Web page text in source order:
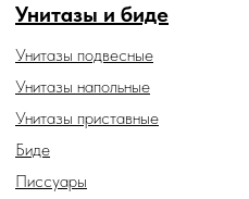
Унитазы и биде
Унитазы подвесные
Унитазы напольные
Унитазы приставные
Биде
Писсуары